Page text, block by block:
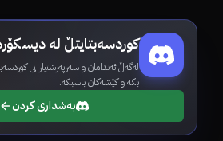
کوردسەبتایتڵ لە
لەگەڵ ئەندامان و سەرپەرشتیارانی
بکە و کێشەکان باسبکە.
بەشداری کردن